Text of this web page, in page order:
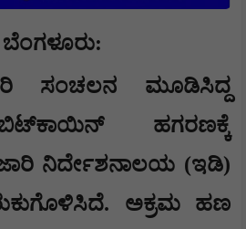
ಬೆಂಗಳೂರು:
ಸಂಚಲನ ಮೂಡಿಸಿದ್ದ
ಹಗರಣಕ್ಕೆ
ನಿರ್ದೇಶನಾಲಯ (ಇಡಿ)
ಅಕ್ರಮ ಹಣ